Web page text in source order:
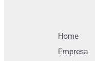
Home
Empresa